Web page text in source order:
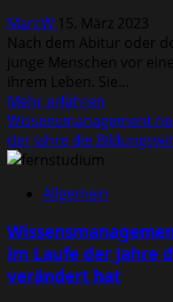
die
Lehre
im
Studium
mit
dieser
MarcW 15. März 2023
Nach dem Abitur oder
junge Menschen vor
ihrem Leben. Sie...
Mehr erfahren
über
eines
für
das
persönliche
Wissensmanagement
der Jahre die
Allgemein
im Laufe der Jahre
verändert hat